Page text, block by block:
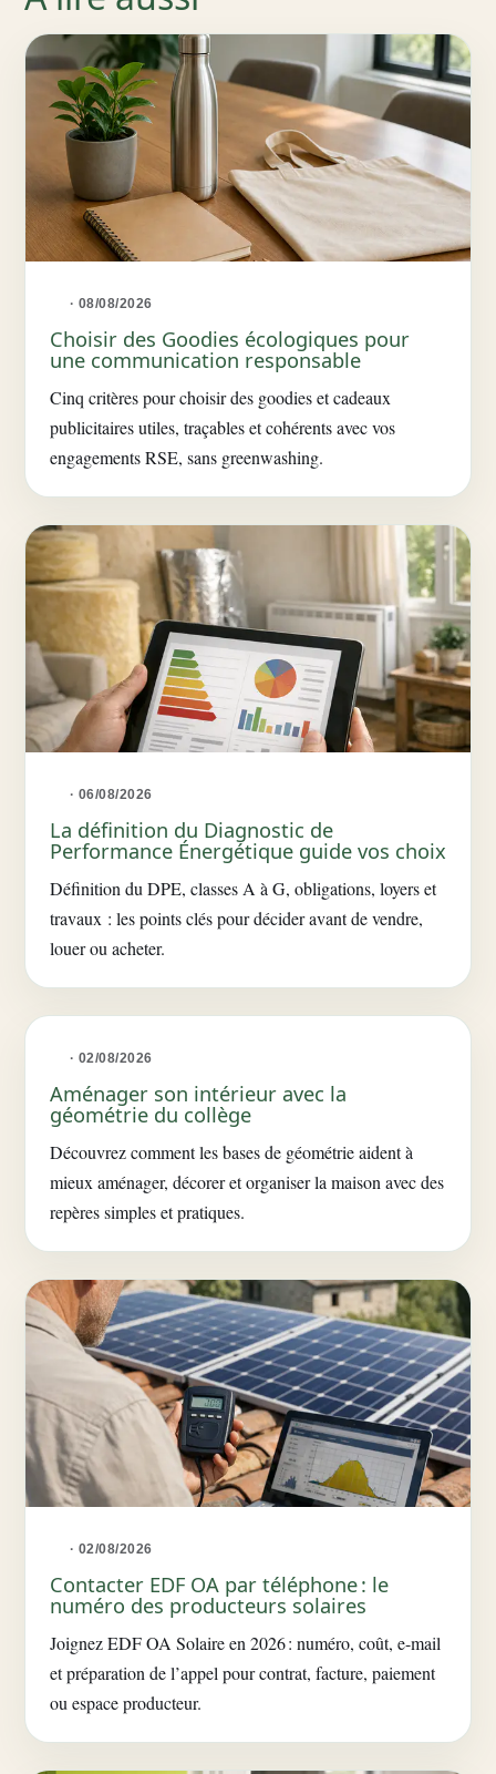
· 08/08/2026
Choisir des Goodies écologiques pour
une communication responsable
Cinq critères pour choisir des goodies et cadeaux
publicitaires utiles, traçables et cohérents avec vos
engagements RSE, sans greenwashing.
· 06/08/2026
La définition du Diagnostic de
Performance Énergétique guide vos choix
Définition du DPE, classes A à G, obligations, loyers et
travaux : les points clés pour décider avant de vendre,
louer ou acheter.
· 02/08/2026
Aménager son intérieur avec la
géométrie du collège
Découvrez comment les bases de géométrie aident à
mieux aménager, décorer et organiser la maison avec des
repères simples et pratiques.
· 02/08/2026
Contacter EDF OA par téléphone : le
numéro des producteurs solaires
Joignez EDF OA Solaire en 2026 : numéro, coût, e-mail
et préparation de l’appel pour contrat, facture, paiement
ou espace producteur.